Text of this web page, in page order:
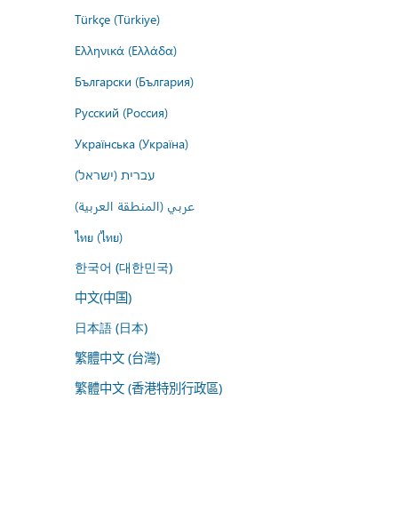
Türkçe (Türkiye)
Ελληνικά (Ελλάδα)
Български (България)
Русский (Россия)
Українська (Україна)
עברית (ישראל)
عربي (المنطقة العربية)
ไทย (ไทย)
한국어 (대한민국)
中文(中国)
日本語 (日本)
繁體中文 (台灣)
繁體中文 (香港特別行政區)